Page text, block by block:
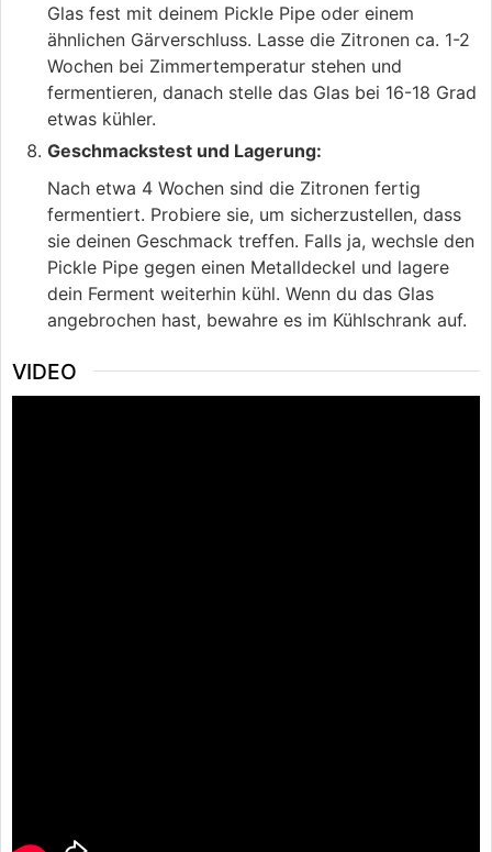
Glas fest mit deinem Pickle Pipe oder einem
ähnlichen Gärverschluss. Lasse die Zitronen ca. 1-2
Wochen bei Zimmertemperatur stehen und
fermentieren, danach stelle das Glas bei 16-18 Grad
etwas kühler.
Geschmackstest und Lagerung:
Nach etwa 4 Wochen sind die Zitronen fertig
fermentiert. Probiere sie, um sicherzustellen, dass
sie deinen Geschmack treffen. Falls ja, wechsle den
Pickle Pipe gegen einen Metalldeckel und lagere
dein Ferment weiterhin kühl. Wenn du das Glas
angebrochen hast, bewahre es im Kühlschrank auf.
VIDEO